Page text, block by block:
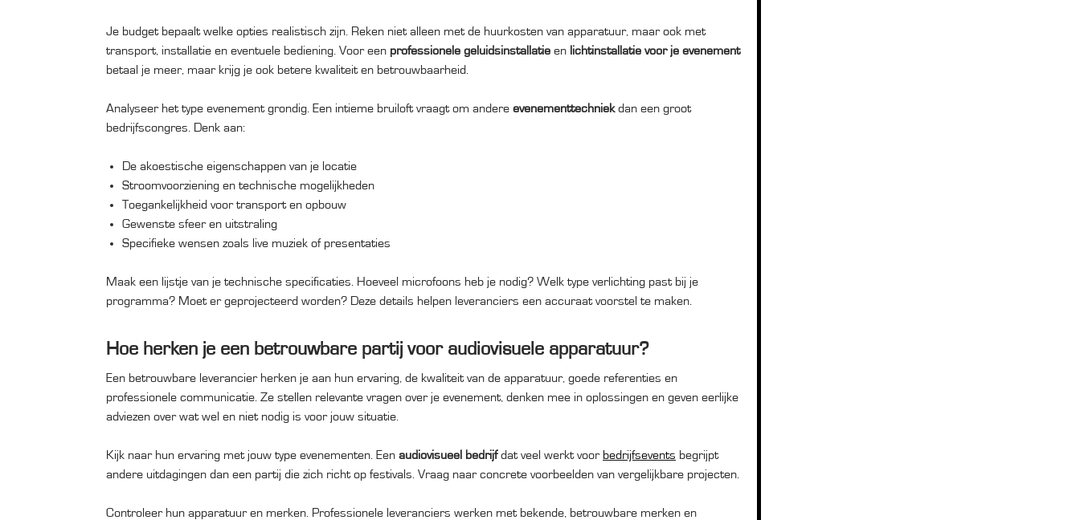
Je budget bepaalt welke opties realistisch zijn. Reken niet alleen met de huurkosten van apparatuur, maar ook met
transport, installatie en eventuele bediening. Voor een professionele geluidsinstallatie en lichtinstallatie voor je evenement
betaal je meer, maar krijg je ook betere kwaliteit en betrouwbaarheid.
Analyseer het type evenement grondig. Een intieme bruiloft vraagt om andere evenementtechniekdan een groot
bedrijfscongres. Denk aan:
De akoestische eigenschappen van je locatie
Stroomvoorziening en technische mogelijkheden
Toegankelijkheid voor transport en opbouw
Gewenste sfeer en uitstraling
Specifieke wensen zoals live muziek of presentaties
Maak een lijstje van je technische specificaties. Hoeveel microfoons heb je nodig? Welk type verlichting past bij je
programma? Moet er geprojecteerd worden? Deze details helpen leveranciers een accuraat voorstel te maken.
Hoe herken je een betrouwbare partij voor audiovisuele apparatuur?
Een betrouwbare leverancier herken je aan hun ervaring, de kwaliteit van de apparatuur, goede referenties en
professionele communicatie. Ze stellen relevante vragen over je evenement, denken mee in oplossingen en geven eerlijke
adviezen over wat wel en niet nodig is voor jouw situatie.
Kijk naar hun ervaring met jouw type evenementen. Een audiovisueel bedrijfdat veel werkt voor bedrijfsevents begrijpt
andere uitdagingen dan een partij die zich richt op festivals. Vraag naar concrete voorbeelden van vergelijkbare projecten.
Controleer hun apparatuur en merken. Professionele leveranciers werken met bekende, betrouwbare merken en